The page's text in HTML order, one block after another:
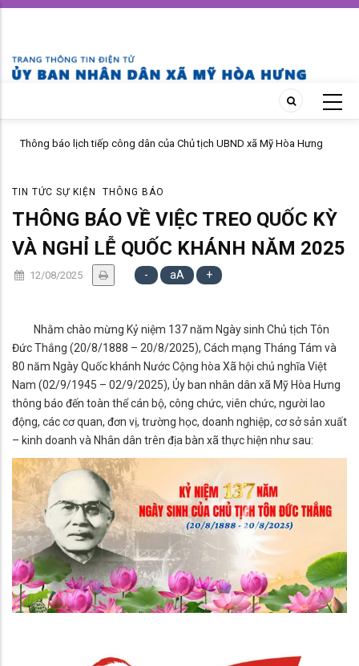
Skip
content
Thông báo lịch tiếp công dân của Chủ tịch UBND xã Mỹ Hòa Hưng
TIN TỨC SỰ KIỆN THÔNG BÁO
THÔNG BÁO VỀ VIỆC TREO QUỐC KỲ
VÀ NGHỈ LỄ QUỐC KHÁNH NĂM 2025
12/08/2025 - aA +
Nhằm chào mừng Kỷ niệm 137 năm Ngày sinh Chủ tịch Tôn
Đức Thắng (20/8/1888 – 20/8/2025), Cách mạng Tháng Tám và
80 năm Ngày Quốc khánh Nước Cộng hòa Xã hội chủ nghĩa Việt
Nam (02/9/1945 – 02/9/2025), Ủy ban nhân dân xã Mỹ Hòa Hưng
thông báo đến toàn thể cán bộ, công chức, viên chức, người lao
động, các cơ quan, đơn vị, trường học, doanh nghiệp, cơ sở sản xuất
– kinh doanh và Nhân dân trên địa bàn xã thực hiện như sau: